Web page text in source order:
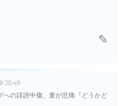
20:49
への誹謗中傷、妻が悲痛『どうかど